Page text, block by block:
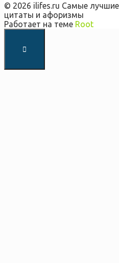
© 2026 ilifes.ru Самые лучшие
цитаты и афоризмы
Работает на теме Root